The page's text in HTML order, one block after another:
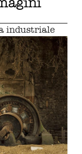
industriale